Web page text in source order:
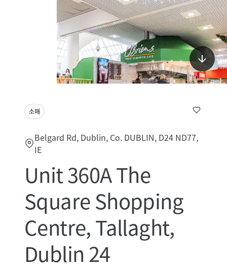
소매
Belgard Rd, Dublin, Co. DUBLIN, D24 ND77,
IE
Unit 360A The
Square Shopping
Centre, Tallaght,
Dublin 24